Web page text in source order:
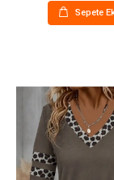
Sepete